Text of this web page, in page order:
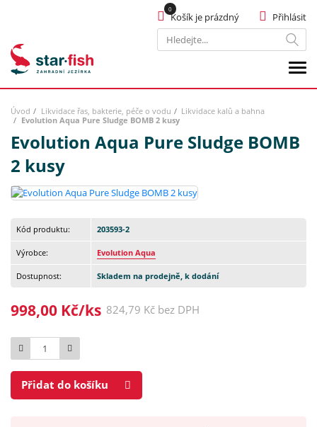
Hledat
Přihlásit
Košík je prázdný
Úvod Likvidace řas, bakterie, péče o vodu
Likvidace kalů a bahna
Evolution Aqua Pure Sludge BOMB 2 kusy
Evolution Aqua Pure Sludge BOMB
2 kusy
Kód produktu: 203593-2
Výrobce: Evolution Aqua
Dostupnost: Skladem na prodejně, k dodání
998,00 Kč/ks 824,79 Kč bez DPH
Počet
Přidat do košíku